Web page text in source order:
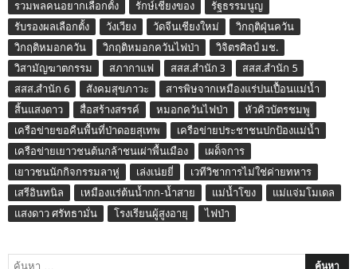
รวมพลคนอยากเลือกตั้ง
รักษ์เชียงของ
รัฐธรรมนูญ
รับรองผลเลือกตั้ง
วังเวียง วัดจีนเชียงใหม่
วิกฤติฝุ่นควัน
วิกฤติหมอกควัน
วิกฤติหมอกควันไฟป่า
วิจิตรศิลป์ มช.
วิสามัญฆาตกรรม
สภากาแฟ สสส.สำนัก 3
สสส.สำนัก 5
สสส.สำนัก 6
สังคมสุขภาวะ
สารพิษจากเหมืองแร่ปนเปื้อนแม่น้ำ
สิ้นแสงดาว
สื่อสร้างสรรค์ หมอกควันไฟป่า
หัวคิวบัตรชมพู
เครือข่ายขอคืนพื้นที่ป่าดอยสุเทพ
เครือข่ายประชาชนปกป้องแม่น้ำ
เครือข่ายเยาวชนต้นกล้าชนเผ่าพื้นเมือง
เผด็จการ
เยาวชนนักกิจกรรมลาหู่
เล่งเน่ยยี่
เวทีวิชาการไม่ใช่ค่ายทหาร
เสรีอินทนิล
เหมืองแร่ต้นน้ำกก-น้ำสาย แม่น้ำโขง
แม่แจ่มโมเดล
แสงดาว ศรัทธามั่น
โรงเรียนผู้สูงอายุ ไฟป่า